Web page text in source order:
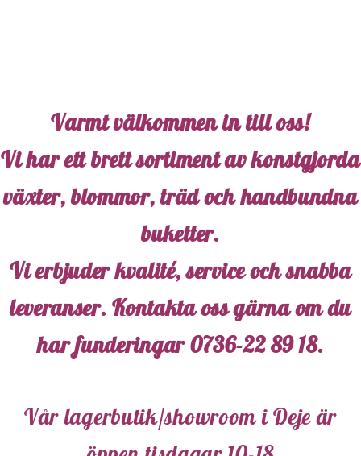
Varmt välkommen in till oss!
Vi har ett brett sortiment av konstgjorda
växter, blommor, träd och handbundna
buketter.
Vi erbjuder kvalité, service och snabba
leveranser. Kontakta oss gärna om du
har funderingar0736-22 89 18.
Vår lagerbutik/showroom i Deje är